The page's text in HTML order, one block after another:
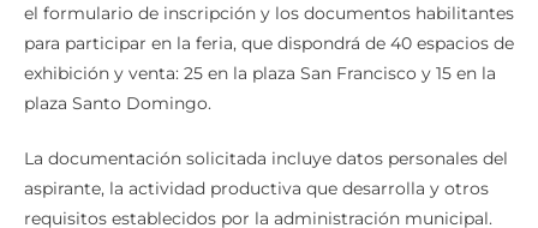
el formulario de inscripción y los documentos habilitantes
para participar en la feria, que dispondrá de 40 espacios de
exhibición y venta: 25 en la plaza San Francisco y 15 en la
plaza Santo Domingo.
La documentación solicitada incluye datos personales del
aspirante, la actividad productiva que desarrolla y otros
requisitos establecidos por la administración municipal.